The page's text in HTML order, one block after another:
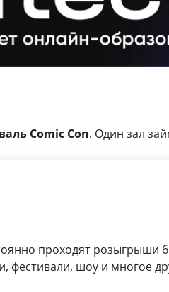
Comic Con. Один зал
проходят розыгрыши
фестивали, шоу и многое